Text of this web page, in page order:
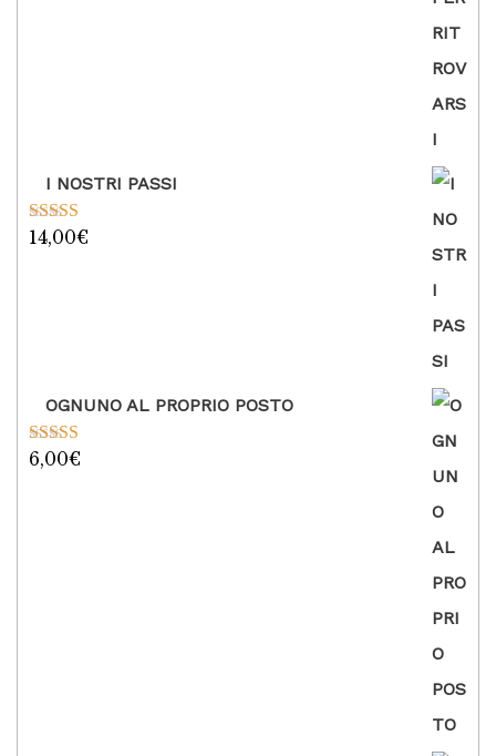
I NOSTRI PASSI
Valutato
14,00€
OGNUNO AL PROPRIO POSTO
Valutato
6,00€